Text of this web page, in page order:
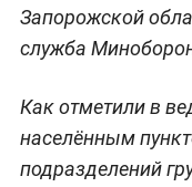
Запорожской
служба
Как отметили в
населённым
подразделений